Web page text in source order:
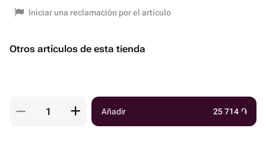
Iniciar una reclamación por el artículo
Otros artículos de esta tienda
Añadir 25 714 ֏